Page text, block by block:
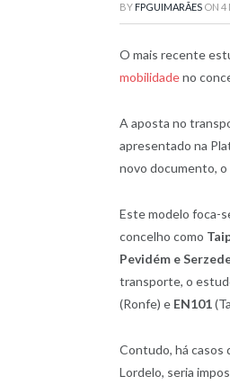
BY FPGUIMARÃES ON 4
O mais recente
mobilidadeno
A aposta no
apresentado na
novo documento,
Este modelo foca-
concelho como
Pevidém e
transporte, o
(Ronfe) e EN101
Contudo, há casos
Lordelo, seria